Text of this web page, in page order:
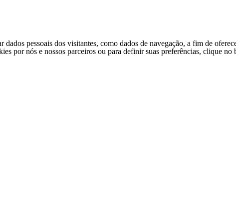
dados pessoais dos visitantes, como dados de navegação, a fim de
por nós e nossos parceiros ou para definir suas preferências, clique